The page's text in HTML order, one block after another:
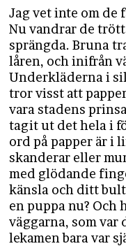
Jag vet inte om de
Nu vandrar de
sprängda. Bruna
låren, och inifrån
Underkläderna i
tror visst att
vara stadens
tagit ut det hela i
ord på papper är i
skanderar eller
med glödande
känsla och ditt
en puppa nu?
väggarna, som var
lekamen bara var